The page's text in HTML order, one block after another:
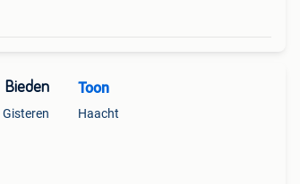
Bieden
Gisteren
Toon
Haacht